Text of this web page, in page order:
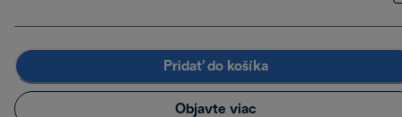
Pridať do košíka
Objavte viac